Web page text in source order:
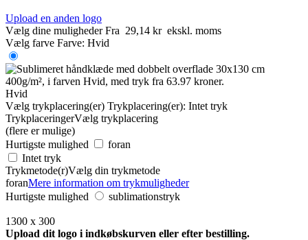
Upload en anden logo
Vælg dine muligheder Fra 29,14 kr ekskl. moms
Vælg farve Farve: Hvid
Hvid
Vælg trykplacering(er) Trykplacering(er): Intet tryk
TrykplaceringerVælg trykplacering
(flere er mulige)
Hurtigste mulighed
foran
Intet tryk
Trykmetode(r)Vælg din trykmetode
foranMere information om trykmuligheder
Hurtigste mulighed
sublimationstryk
1300 x 300
Upload dit logo i indkøbskurven eller efter bestilling.